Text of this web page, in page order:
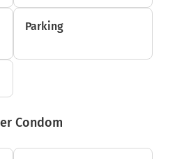
de Condom) sur 3,8 kilomètres
Parking
Condom